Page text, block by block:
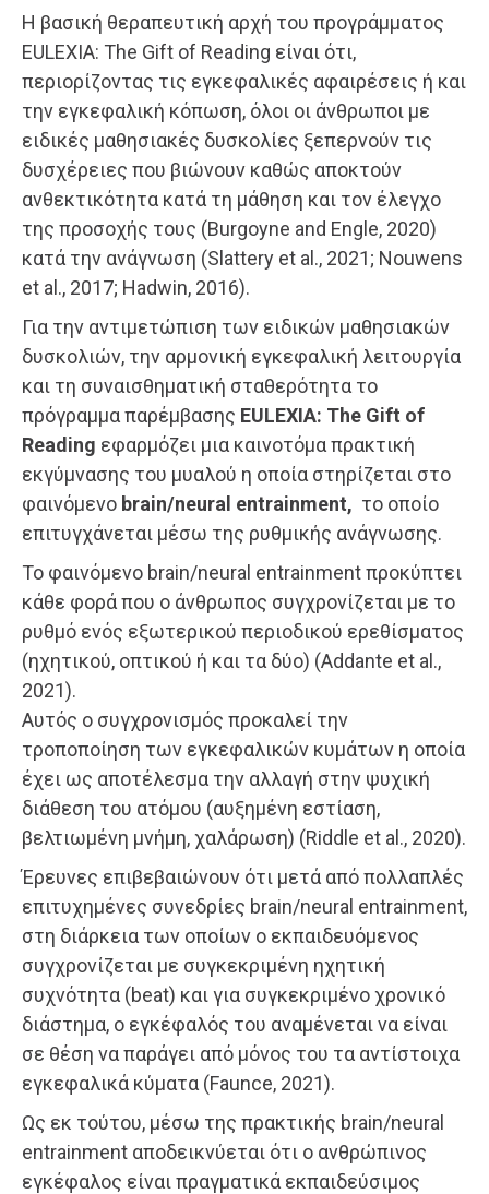
Η βασική θεραπευτική αρχή του προγράμματος
EULEXIA: The Gift of Reading είναι ότι,
περιορίζοντας τις εγκεφαλικές αφαιρέσεις ή και
την εγκεφαλική κόπωση, όλοι οι άνθρωποι με
ειδικές μαθησιακές δυσκολίες ξεπερνούν τις
δυσχέρειες που βιώνουν καθώς αποκτούν
ανθεκτικότητα κατά τη μάθηση και τον έλεγχο
της προσοχής τους (Burgoyne and Engle, 2020)
κατά την ανάγνωση (Slattery et al., 2021; Nouwens
et al., 2017; Hadwin, 2016).
Για την αντιμετώπιση των ειδικών μαθησιακών
δυσκολιών, την αρμονική εγκεφαλική λειτουργία
και τη συναισθηματική σταθερότητα το
πρόγραμμα παρέμβασης EULEXIA: The Gift of
Reading εφαρμόζει μια καινοτόμα πρακτική
εκγύμνασης του μυαλού η οποία στηρίζεται στο
φαινόμενο brain/neural entrainment, το οποίο
επιτυγχάνεται μέσω της ρυθμικής ανάγνωσης.
To φαινόμενο brain/neural entrainment προκύπτει
κάθε φορά που ο άνθρωπος συγχρονίζεται με το
ρυθμό ενός εξωτερικού περιοδικού ερεθίσματος
(ηχητικού, οπτικού ή και τα δύο) (Addante et al.,
2021).
Αυτός ο συγχρονισμός προκαλεί την
τροποποίηση των εγκεφαλικών κυμάτων η οποία
έχει ως αποτέλεσμα την αλλαγή στην ψυχική
διάθεση του ατόμου (αυξημένη εστίαση,
βελτιωμένη μνήμη, χαλάρωση) (Riddle et al., 2020).
Έρευνες επιβεβαιώνουν ότι μετά από πολλαπλές
επιτυχημένες συνεδρίες brain/neural entrainment,
στη διάρκεια των οποίων ο εκπαιδευόμενος
συγχρονίζεται με συγκεκριμένη ηχητική
συχνότητα (beat) και για συγκεκριμένο χρονικό
διάστημα, ο εγκέφαλός του αναμένεται να είναι
σε θέση να παράγει από μόνος του τα αντίστοιχα
εγκεφαλικά κύματα (Faunce, 2021).
Ως εκ τούτου, μέσω της πρακτικής brain/neural
entrainment αποδεικνύεται ότι ο ανθρώπινος
εγκέφαλος είναι πραγματικά εκπαιδεύσιμος